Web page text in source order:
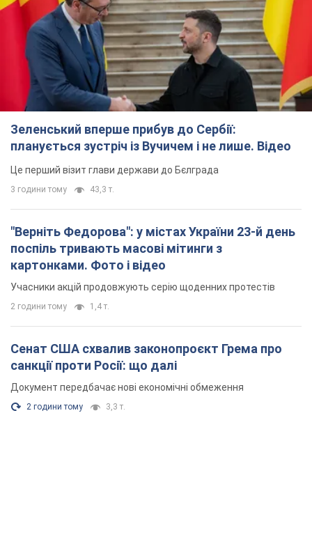
Зеленський вперше прибув до Сербії:
планується зустріч із Вучичем і не лише. Відео
Це перший візит глави держави до Бєлграда
3 години тому 43,3 т.
"Верніть Федорова": у містах України 23-й день
поспіль тривають масові мітинги з
картонками. Фото і відео
Учасники акцій продовжують серію щоденних протестів
2 години тому 1,4 т.
Сенат США схвалив законопроєкт Грема про
санкції проти Росії: що далі
Документ передбачає нові економічні обмеження
2 години тому 3,3 т.